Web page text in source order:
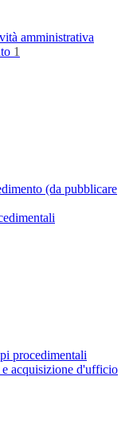
amministrativa
1
(da pubblicare
procedimentali
acquisizione d'ufficio